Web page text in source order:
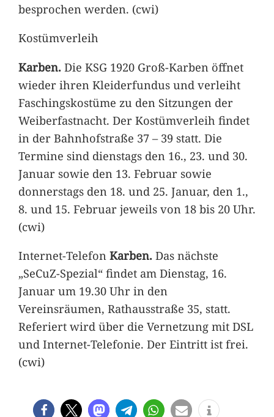
besprochen werden. (cwi)
Kostümverleih
Karben.Die KSG 1920 Groß-Karben öffnet
wieder ihren Kleiderfundus und verleiht
Faschingskostüme zu den Sitzungen der
Weiberfastnacht. Der Kostümverleih findet
in der Bahnhofstraße 37 – 39 statt. Die
Termine sind dienstags den 16., 23. und 30.
Januar sowie den 13. Februar sowie
donnerstags den 18. und 25. Januar, den 1.,
8. und 15. Februar jeweils von 18 bis 20 Uhr.
(cwi)
Internet-Telefon Karben.Das nächste
„SeCuZ-Spezial“ findet am Dienstag, 16.
Januar um 19.30 Uhr in den
Vereinsräumen, Rathausstraße 35, statt.
Referiert wird über die Vernetzung mit DSL
und Internet-Telefonie. Der Eintritt ist frei.
(cwi)